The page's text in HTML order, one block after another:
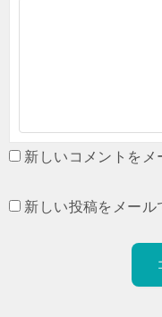
新しいコメントをメ
新しい投稿をメール